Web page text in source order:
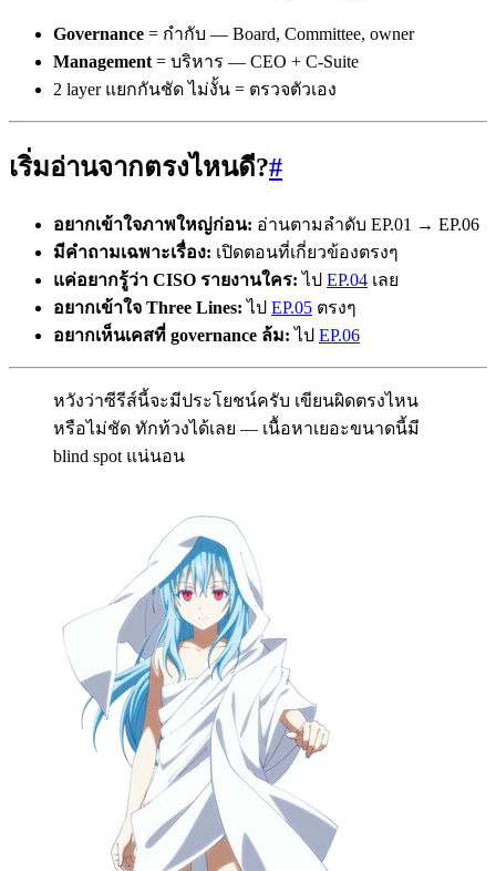
Governance = กำกับ — Board, Committee, owner
Management = บริหาร — CEO + C-Suite
2 layer แยกกันชัด ไม่งั้น = ตรวจตัวเอง
เริ่มอ่านจากตรงไหนดี?#
อยากเข้าใจภาพใหญ่ก่อน: อ่านตามลำดับ EP.01 → EP.06
มีคำถามเฉพาะเรื่อง: เปิดตอนที่เกี่ยวข้องตรงๆ
แค่อยากรู้ว่า CISO รายงานใคร: ไป EP.04 เลย
อยากเข้าใจ Three Lines: ไป EP.05 ตรงๆ
อยากเห็นเคสที่ governance ล้ม: ไป EP.06
หวังว่าซีรีส์นี้จะมีประโยชน์ครับ เขียนผิดตรงไหน
หรือไม่ชัด ทักท้วงได้เลย — เนื้อหาเยอะขนาดนี้มี
blind spot แน่นอน